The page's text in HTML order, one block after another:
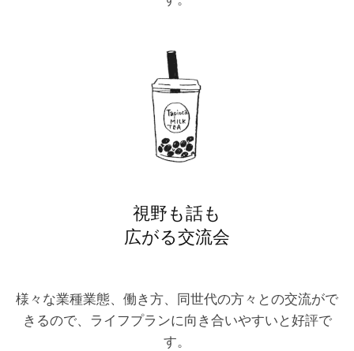
視野も話も
広がる交流会
様々な業種業態、働き方、同世代の方々との交流がで
きるので、ライフプランに向き合いやすいと好評で
す。